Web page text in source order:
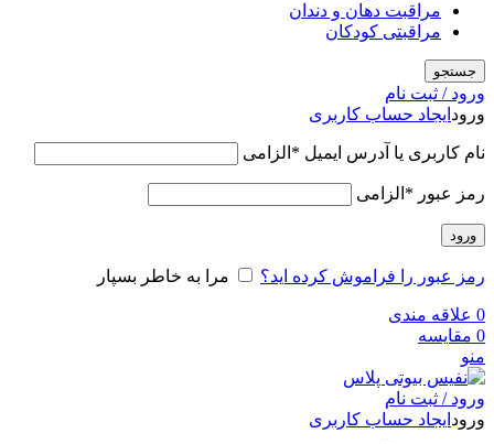
مراقبت دهان و دندان
مراقبتی کودکان
جستجو
ورود / ثبت نام
ورود ایجاد حساب کاربری
نام کاربری یا آدرس ایمیل * الزامی
رمز عبور * الزامی
ورود
رمز عبور را فراموش کرده اید؟ مرا به خاطر بسپار
0 علاقه مندی
0 مقایسه
منو
ورود / ثبت نام
ورود ایجاد حساب کاربری